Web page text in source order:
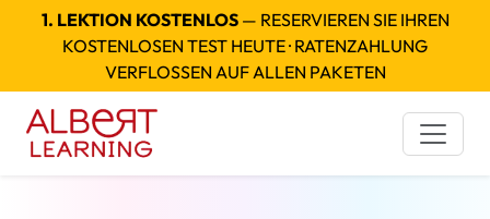
1. LEKTION KOSTENLOS— RESERVIEREN SIE IHREN
KOSTENLOSEN TEST HEUTE · RATENZAHLUNG
VERFLOSSEN AUF ALLEN PAKETEN